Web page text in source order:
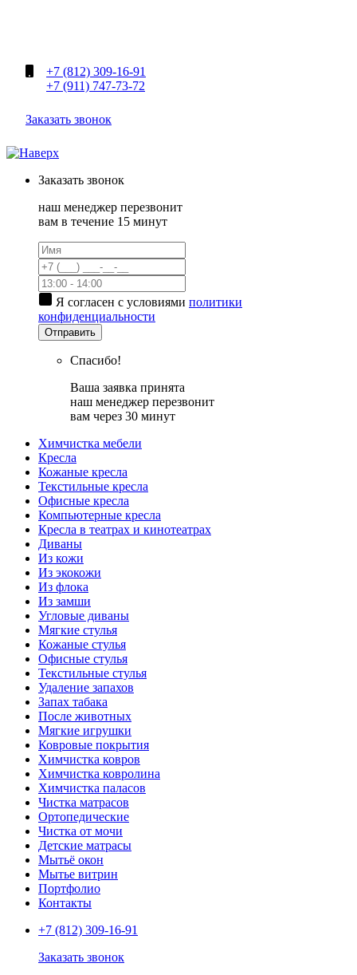
+7 (812) 309-16-91
+7 (911) 747-73-72
Заказать звонок
Заказать звонок
наш менеджер перезвонит
вам в течение 15 минут
Я согласен с условиями политики
конфиденциальности
Отправить
Спасибо!
Ваша заявка принята
наш менеджер перезвонит
вам через 30 минут
Химчистка мебели
Кресла
Кожаные кресла
Текстильные кресла
Офисные кресла
Компьютерные кресла
Кресла в театрах и кинотеатрах
Диваны
Из кожи
Из экокожи
Из флока
Из замши
Угловые диваны
Мягкие стулья
Кожаные стулья
Офисные стулья
Текстильные стулья
Удаление запахов
Запах табака
После животных
Мягкие игрушки
Ковровые покрытия
Химчистка ковров
Химчистка ковролина
Химчистка паласов
Чистка матрасов
Ортопедические
Чистка от мочи
Детские матрасы
Мытьё окон
Мытье витрин
Портфолио
Контакты
+7 (812) 309-16-91
Заказать звонок